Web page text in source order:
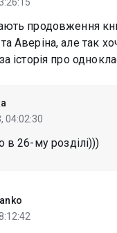
продовження
Аверіна, але так
історія про
04:02:30
в 26-му розділі)))